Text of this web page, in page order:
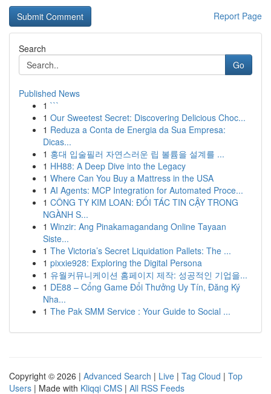
Report Page
Search
Go
Published News
1 ```
1 Our Sweetest Secret: Discovering Delicious Choc...
1 Reduza a Conta de Energia da Sua Empresa:
Dicas...
1 홍대 입술필러 자연스러운 립 볼륨을 설계를 ...
1 HH88: A Deep Dive into the Legacy
1 Where Can You Buy a Mattress in the USA
1 AI Agents: MCP Integration for Automated Proce...
1 CÔNG TY KIM LOAN: ĐỐI TÁC TIN CẬY TRONG
NGÀNH S...
1 Winzir: Ang Pinakamagandang Online Tayaan
Siste...
1 The Victoria’s Secret Liquidation Pallets: The ...
1 pixxie928: Exploring the Digital Persona
1 유월커뮤니케이션 홈페이지 제작: 성공적인 기업을...
1 DE88 – Cổng Game Đổi Thưởng Uy Tín, Đăng Ký
Nha...
1 The Pak SMM Service : Your Guide to Social ...
Copyright © 2026 | Advanced Search | Live | Tag Cloud | Top
Users | Made with Kliqqi CMS | All RSS Feeds